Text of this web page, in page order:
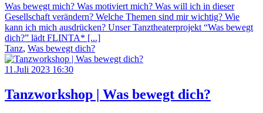
Was bewegt mich? Was motiviert mich? Was will ich in dieser
Gesellschaft verändern? Welche Themen sind mir wichtig? Wie
kann ich mich ausdrücken? Unser Tanztheaterprojekt “Was bewegt
dich?” lädt FLINTA* [...]
Tanz, Was bewegt dich?
11.Juli 2023 16:30
Tanzworkshop | Was bewegt dich?